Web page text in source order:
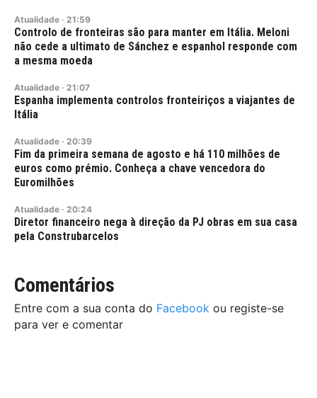
Atualidade · 21:59
Controlo de fronteiras são para manter em Itália. Meloni
não cede a ultimato de Sánchez e espanhol responde com
a mesma moeda
Atualidade · 21:07
Espanha implementa controlos fronteiriços a viajantes de
Itália
Atualidade · 20:39
Fim da primeira semana de agosto e há 110 milhões de
euros como prémio. Conheça a chave vencedora do
Euromilhões
Atualidade · 20:24
Diretor financeiro nega à direção da PJ obras em sua casa
pela Construbarcelos
Comentários
Entre com a sua conta do Facebook ou registe-se
para ver e comentar